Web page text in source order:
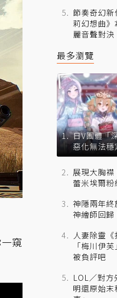
窺
節奏奇幻
莉幻想曲
麗音聲對決
最多瀏覽
日V團體「
惡化無法
來去向
展現大胸襟
蕾米埃爾
神隱兩年終
神繪師回
人妻除靈
「梅川伊
被負評吧
LOL／對
明還原始